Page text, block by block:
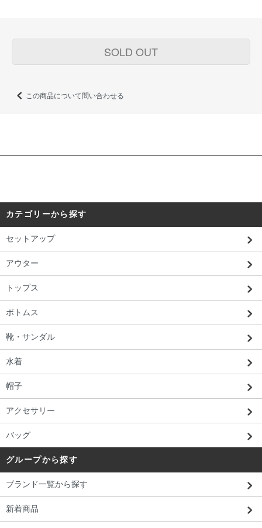
SOLD OUT
この商品について問い合わせる
カテゴリーから探す
セットアップ
アウター
トップス
ボトムス
靴・サンダル
水着
帽子
アクセサリー
バッグ
グループから探す
ブランド一覧から探す
新着商品